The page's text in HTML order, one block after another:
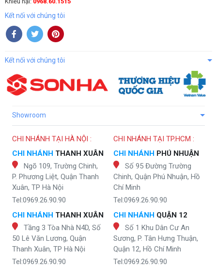
Kết nối với chúng tôi
Kết nối với chúng tôi
Showroom
CHI NHÁNH TẠI HÀ NỘI :
CHI NHÁNH THANH XUÂN
Ngõ 109, Trường Chinh,
P. Phương Liệt, Quận Thanh
Xuân, TP Hà Nội
Tel:0969.26.90.90
CHI NHÁNH THANH XUÂN
Tầng 3 Tòa Nhà N4D, Số
50 Lê Văn Lương, Quận
Thanh Xuân, TP Hà Nội
Tel:0969.26.90.90
CHI NHÁNH TẠI TP.HCM :
CHI NHÁNH PHÚ NHUẬN
Số 95 Đường Trường
Chinh, Quận Phú Nhuận, Hồ
Chí Minh
Tel:0969.26.90.90
CHI NHÁNH QUẬN 12
Số 1 Khu Dân Cư An
Sương, P. Tân Hưng Thuận,
Quận 12, Hồ Chí Minh
Tel:0969.26.90.90